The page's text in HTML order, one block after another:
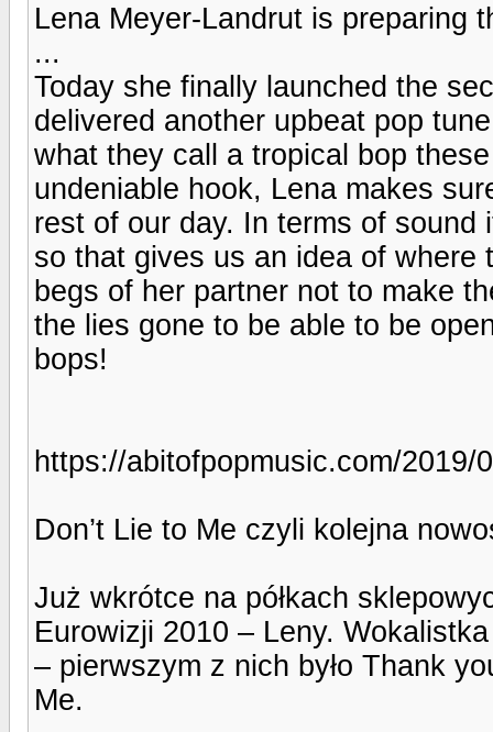
Lena Meyer-Landrut is preparing
...
Today she finally launched the
delivered another upbeat pop
what they call a tropical bop
undeniable hook, Lena makes
rest of our day. In terms of sound
so that gives us an idea of
begs of her partner not to make
the lies gone to be able to be
bops!
https://abitofpopmusic.com/
Don’t Lie to Me czyli kolejna
Już wkrótce na półkach
Eurowizji 2010 – Leny.
– pierwszym z nich było Thank
Me.